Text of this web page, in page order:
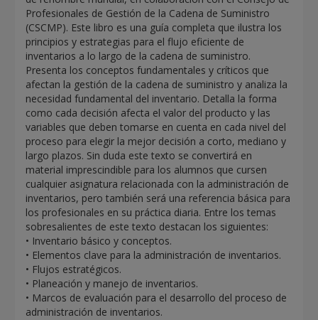
Profesionales de Gestión de la Cadena de Suministro
(CSCMP). Este libro es una guía completa que ilustra los
principios y estrategias para el flujo eficiente de
inventarios a lo largo de la cadena de suministro.
Presenta los conceptos fundamentales y críticos que
afectan la gestión de la cadena de suministro y analiza la
necesidad fundamental del inventario. Detalla la forma
como cada decisión afecta el valor del producto y las
variables que deben tomarse en cuenta en cada nivel del
proceso para elegir la mejor decisión a corto, mediano y
largo plazos. Sin duda este texto se convertirá en
material imprescindible para los alumnos que cursen
cualquier asignatura relacionada con la administración de
inventarios, pero también será una referencia básica para
los profesionales en su práctica diaria. Entre los temas
sobresalientes de este texto destacan los siguientes:
• Inventario básico y conceptos.
• Elementos clave para la administración de inventarios.
• Flujos estratégicos.
• Planeación y manejo de inventarios.
• Marcos de evaluación para el desarrollo del proceso de
administración de inventarios.